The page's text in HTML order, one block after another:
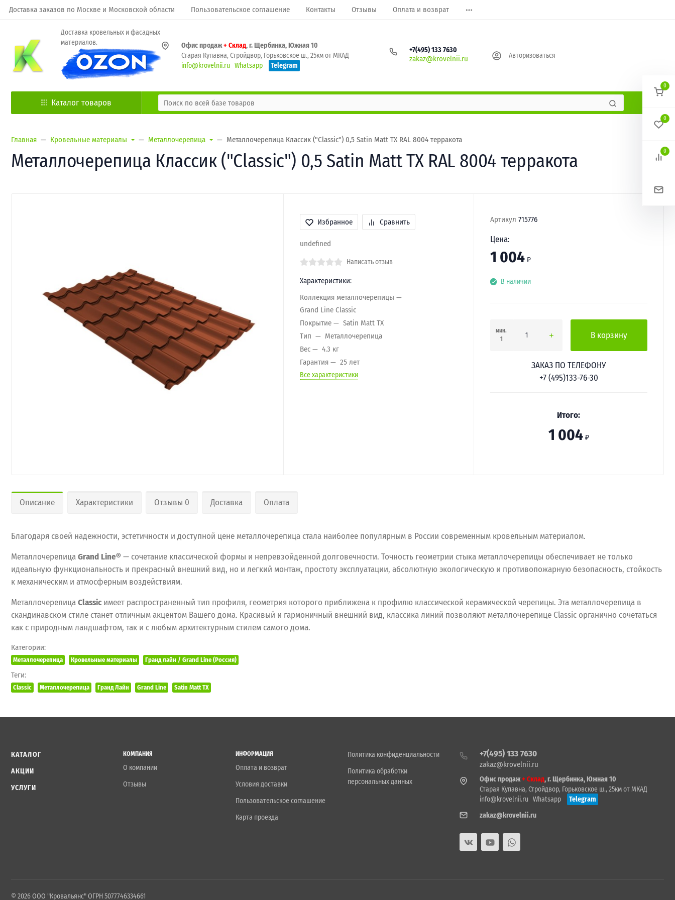
Доставка заказов по Москве и Московской области Пользовательское соглашение Контакты Отзывы Оплата и возврат
Доставка кровельных и фасадных
материалов.
Офис продаж+ Склад, г. Щербинка, Южная 10
Старая Купавна, Стройдвор, Горьковское ш., 25км от МКАД
info@krovelnii.ru Whatsapp Telegram
+7(495) 133 7630
zakaz@krovelnii.ru Авторизоваться
Каталог товаров
Главная Кровельные материалы Металлочерепица Металлочерепица Классик ("Classic") 0,5 Satin Matt TX RAL 8004 терракота
Металлочерепица Классик ("Classic") 0,5 Satin Matt TX RAL 8004 терракота
Избранное Сравнить
undefined
Написать отзыв
Характеристики:
Коллекция металлочерепицы
Grand Line Classic
Покрытие
Satin Matt TX
Тип
Металлочерепица
Вес
4.3 кг
Гарантия
25 лет
Все характеристики
Артикул 715776
Цена:
1 004 ₽
В наличии
мин.
1
В корзину
ЗАКАЗ ПО ТЕЛЕФОНУ
+7 (495)133-76-30
Итого:
1 004 ₽
Описание Характеристики Отзывы 0 Доставка Оплата
Благодаря своей надежности, эстетичности и доступной цене металлочерепица стала наиболее популярным в России современным кровельным материалом.
МеталлочерепицаGrand Line® — сочетание классической формы и непревзойденной долговечности. Точность геометрии стыка металлочерепицы обеспечивает не только
идеальную функциональность и прекрасный внешний вид, но и легкий монтаж, простоту эксплуатации, абсолютную экологическую и противопожарную безопасность, стойкость
к механическим и атмосферным воздействиям.
МеталлочерепицаClassic имеет распространенный тип профиля, геометрия которого приближена к профилю классической керамической черепицы. Эта металлочерепица в
скандинавском стиле станет отличным акцентом Вашего дома. Красивый и гармоничный внешний вид, классика линий позволяют металлочерепице Classic органично сочетаться
как с природным ландшафтом, так и с любым архитектурным стилем самого дома.
Категории:
Металлочерепица Кровельные материалы Гранд лайн / Grand Line (Россия)
Теги:
Classic Металлочерепица Гранд Лайн Grand Line Satin Matt TX
КАТАЛОГ
АКЦИИ
УСЛУГИ
КОМПАНИЯ
О компании
Отзывы
ИНФОРМАЦИЯ
Оплата и возврат
Условия доставки
Пользовательское соглашение
Карта проезда
Политика конфиденциальности
Политика обработки
персональных данных
+7(495) 133 7630
zakaz@krovelnii.ru
Офис продаж+ Склад, г. Щербинка, Южная 10
Старая Купавна, Стройдвор, Горьковское ш., 25км от МКАД
info@krovelnii.ru
Whatsapp
Telegram
zakaz@krovelnii.ru
© 2026 ООО "Кровальянс" ОГРН 5077746334661
0
0
0